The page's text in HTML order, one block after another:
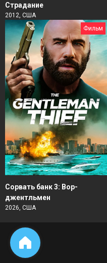
Страдание
2012, США
Фильм
Сорвать банк 3: Вор-
джентльмен
2026, США